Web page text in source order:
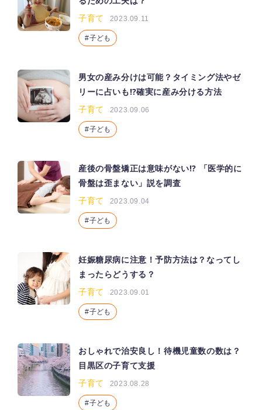
子育て 2023.09.11
子ども
男女の産み分けは可能？タイミング法やゼ
リーに占いも⁉︎確実に産み分ける方法
子育て 2023.09.06
子ども
産後の骨盤矯正は意味がない!? 「医学的に
骨盤は歪まない」説を調査
子育て 2023.09.04
子ども
妊娠糖尿病に注意！予防方法は？なってし
まったらどうする？
子育て 2023.09.01
子ども
おしゃれで治安良し！待機児童数の数は？
目黒区の子育て支援
子育て 2023.08.28
子ども